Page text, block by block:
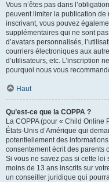
Vous n’êtes pas dans
peuvent limiter la publication de
inscrivant, vous pouvez
supplémentaires qui ne sont
d’avatars personnalisés,
courriers électroniques aux
d’utilisateurs, etc. L’inscription
pourquoi nous vous
Haut
Qu’est-ce que la COPPA ?
La COPPA (pour « Child Online
États-Unis d’Amérique qui
potentiellement des
consentement écrit des parents
Si vous ne savez pas si cette loi
moins de 13 ans inscrits sur
un conseiller juridique qui